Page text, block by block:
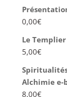
0,00€
Le
5,00€
Spiritualités
Alchimie e-
8,00€